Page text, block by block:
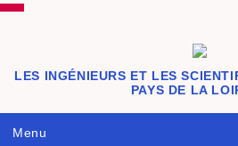
LES INGÉNIEURS ET LES
PAYS DE LA
Menu